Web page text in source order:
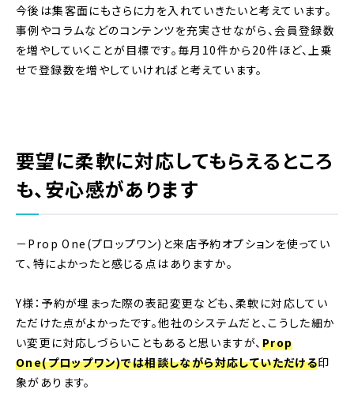
今後は集客面にもさらに力を入れていきたいと考えています。
事例やコラムなどのコンテンツを充実させながら、会員登録数
を増やしていくことが目標です。毎月10件から20件ほど、上乗
せで登録数を増やしていければと考えています。
要望に柔軟に対応してもらえるところ
も、安心感があります
－Prop One(プロップワン)と来店予約オプションを使ってい
て、特によかったと感じる点はありますか。
Y様：予約が埋まった際の表記変更なども、柔軟に対応してい
ただけた点がよかったです。他社のシステムだと、こうした細か
い変更に対応しづらいこともあると思いますが、 Prop
One(プロップワン)では相談しながら対応していただける印
象があります。